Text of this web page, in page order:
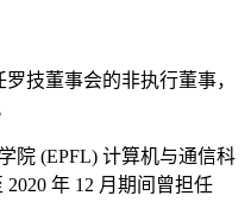
技董事会的非执行董事，
院 (EPFL) 计算机与通信科
年 12 月期间曾担任